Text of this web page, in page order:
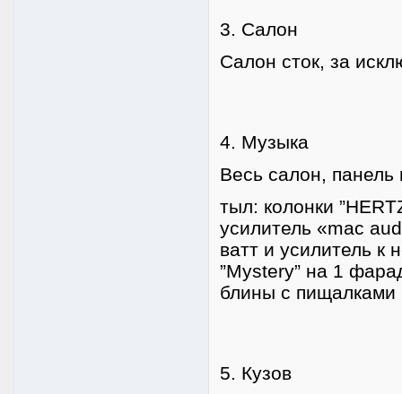
3. Салон
Салон сток, за
4. Музыка
Весь салон, панель
тыл: колонки
усилитель «mac
ватт и усилитель к
”Mystery” на 1
блины с пищалками
5. Кузов